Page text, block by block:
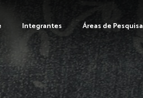
Integrantes Áreas de Pesquisa